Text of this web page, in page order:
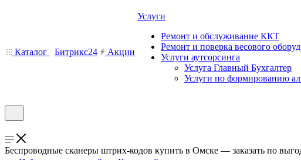
Каталог Битрикс24 Акции
Услуги
Ремонт и обслуживание ККТ
Ремонт и поверка весового
Услуги аутсорсинга
Услуга Главный Бухгалтер
Услуги по формированию
Беспроводные сканеры штрих-кодов купить в Омске — заказать по